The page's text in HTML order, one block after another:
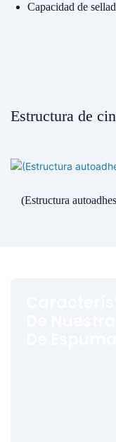
Capacidad de
Estructura de
(Estructura